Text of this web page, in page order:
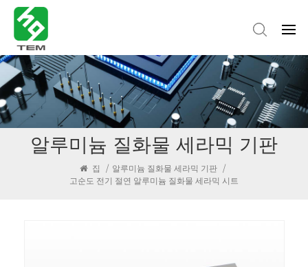
알루미늄 질화물 세라믹 기판
집 / 알루미늄 질화물 세라믹 기판
/
고순도 전기 절연 알루미늄 질화물 세라믹 시트